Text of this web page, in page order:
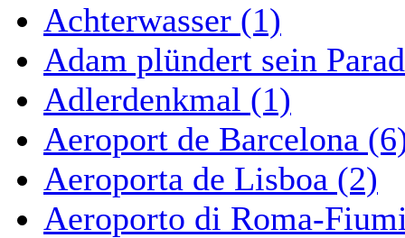
Achterwasser (1)
Adam plündert sein
Adlerdenkmal (1)
Aeroport de Barcelona
Aeroporta de Lisboa (2)
Aeroporto di Roma-